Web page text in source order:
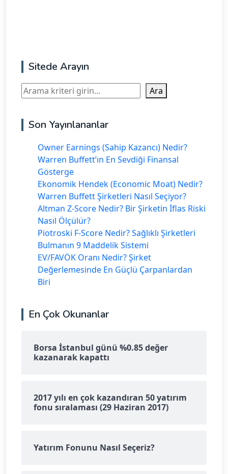
Sitede Arayın
Ara Ara
Son Yayınlananlar
Owner Earnings (Sahip Kazancı) Nedir?
Warren Buffett’ın En Sevdiği Finansal
Gösterge
Ekonomik Hendek (Economic Moat) Nedir?
Warren Buffett Şirketleri Nasıl Seçiyor?
Altman Z-Score Nedir? Bir Şirketin İflas Riski
Nasıl Ölçülür?
Piotroski F-Score Nedir? Sağlıklı Şirketleri
Bulmanın 9 Maddelik Sistemi
EV/FAVÖK Oranı Nedir? Şirket
Değerlemesinde En Güçlü Çarpanlardan
Biri
En Çok Okunanlar
Borsa İstanbul günü %0.85 değer
kazanarak kapattı
2017 yılı en çok kazandıran 50 yatırım
fonu sıralaması (29 Haziran 2017)
Yatırım Fonunu Nasıl Seçeriz?